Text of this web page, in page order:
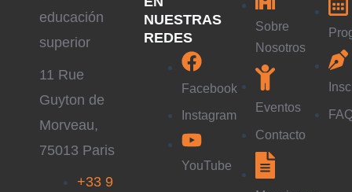
educación
superior
11 Rue
Guyton de
Morveau,
75013 Paris
+33 9
NUESTRAS
REDES
Facebook
Instagram
YouTube
Sobre
Nosotros
Eventos
Contacto